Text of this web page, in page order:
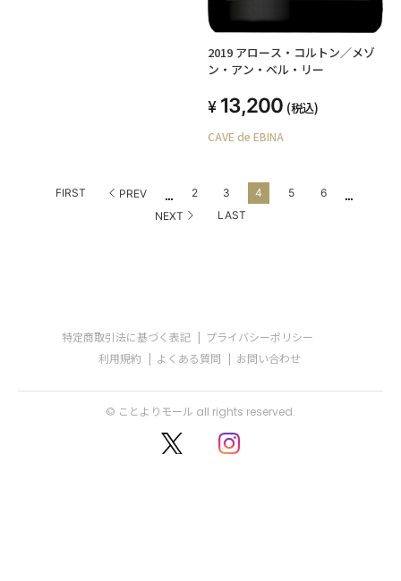
2019 アロース・コルトン／メゾ
ン・アン・ベル・リー
13,200 (税込)
CAVE de EBINA
FIRST PREV ... 2 3 4 5 6 ...
NEXT LAST
特定商取引法に基づく表記
プライバシーポリシー
利用規約
よくある質問 お問い合わせ
© ことよりモール all rights reserved.